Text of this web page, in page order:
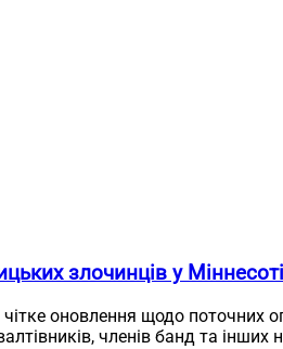
злочинців у Міннесоті
оновлення щодо поточних
членів банд та інших